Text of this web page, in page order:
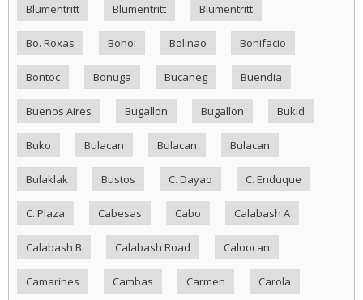
Blumentritt Blumentritt Blumentritt
Bo. Roxas Bohol Bolinao Bonifacio
Bontoc Bonuga Bucaneg Buendia
Buenos Aires Bugallon Bugallon Bukid
Buko Bulacan Bulacan Bulacan
Bulaklak Bustos C. Dayao C. Enduque
C. Plaza Cabesas Cabo Calabash A
Calabash B Calabash Road Caloocan
Camarines Cambas Carmen Carola